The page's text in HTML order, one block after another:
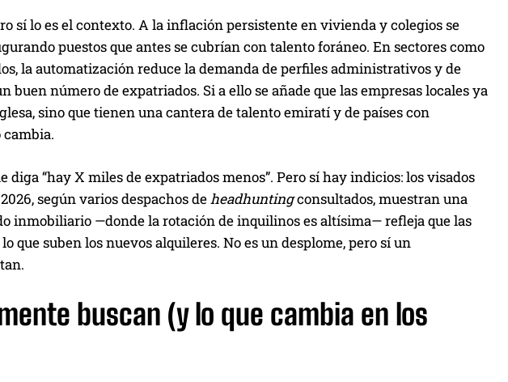
sí lo es el contexto. A la inflación persistente en vivienda y colegios se
puestos que antes se cubrían con talento foráneo. En sectores como
la automatización reduce la demanda de perfiles administrativos y de
buen número de expatriados. Si a ello se añade que las empresas locales ya
sino que tienen una cantera de talento emiratí y de países con
cambia.
“hay X miles de expatriados menos”. Pero sí hay indicios: los visados
según varios despachos deheadhuntingconsultados, muestran una
inmobiliario —donde la rotación de inquilinos es altísima— refleja que las
que suben los nuevos alquileres. No es un desplome, pero sí un
buscan (y lo que cambia en los